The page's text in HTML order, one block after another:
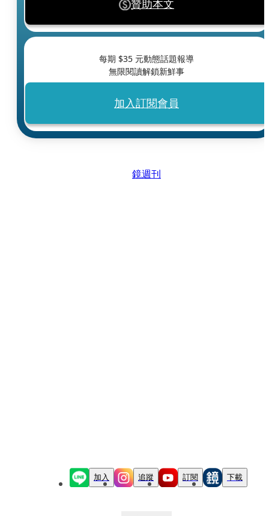
贊助本文
每期 $35 元動態話題報導
無限閱讀解鎖新鮮事
加入訂閱會員
鏡週刊
加入 追蹤 訂閱 下載